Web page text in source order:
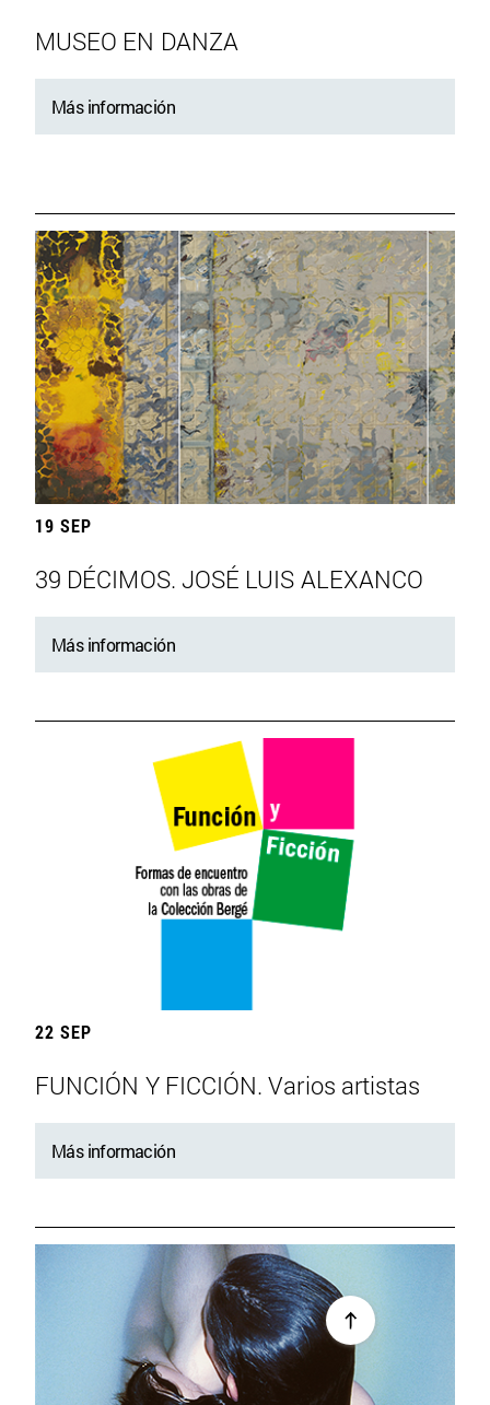
MUSEO EN DANZA
Más información
19 SEP
39 DÉCIMOS. JOSÉ LUIS ALEXANCO
Más información
22 SEP
FUNCIÓN Y FICCIÓN. Varios artistas
Más información